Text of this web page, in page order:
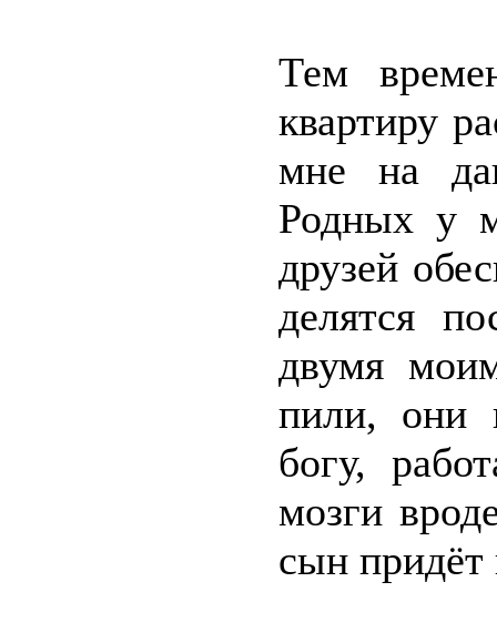
Тем
квартиру
мне на
Родных у
друзей
делятся
двумя
пили, они
богу,
мозги
сын придёт